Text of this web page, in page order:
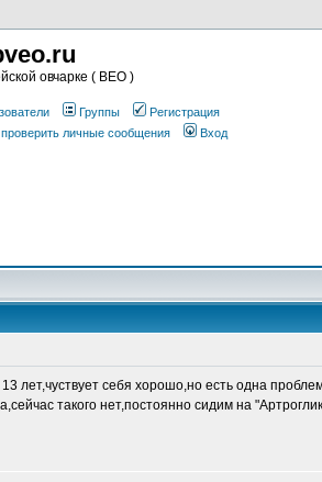
овчарке ( ВЕО )
Группы
Регистрация
личные сообщения Вход
себя хорошо,но есть одна
такого нет,постоянно сидим на